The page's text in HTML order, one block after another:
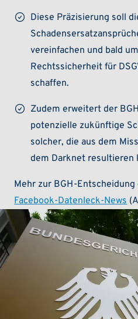
Diese Präzisierung soll
vereinfachen und bald
Rechtssicherheit für
schaffen.
Zudem erweitert der
potenzielle zukünftige
solcher, die aus dem
dem Darknet resultieren
Mehr zur BGH-
Facebook-Datenleck-News